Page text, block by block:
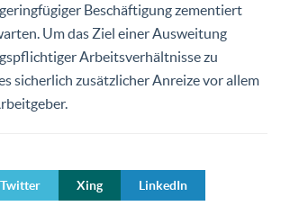
Beschäftigung zementiert
Um das Ziel einer Ausweitung
Arbeitsverhältnisse zu
sicherlich zusätzlicher Anreize vor allem
Twitter Xing LinkedIn